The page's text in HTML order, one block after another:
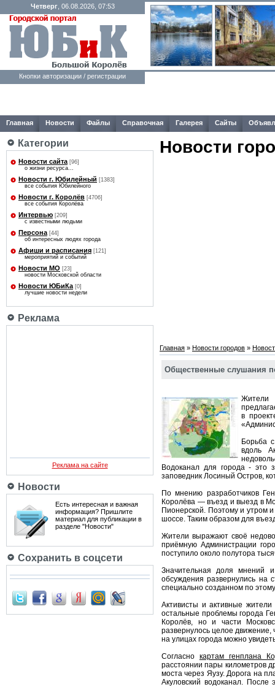
Четверг, 06.08.2026, 07:53
Кнопки авторизации / регистрации
Главная Новости Файлы Справочная Галерея Сайты
Категории
Новости сайта [96]
о жизни ресурса...
Новости г. Юбилейный [1383]
все события Юбилейного
Новости г. Королёв [4706]
все события Королёва
Интервью [209]
с известными людьми
Персона [44]
об интересных людях города
Афиши и расписания [121]
мероприятий и событий
Новости МО [23]
новости Московской области
Новости ЮБиКа [0]
лучшие новости недели
Реклама
Реклама на сайте
Новости
Есть интересная и важная
информация? Пришлите
материал для публикации в
разделе "Новости"
Сохранить в соцсети
Новости
Главная » Новости городов »
Общественные слушания
Жители
в
Борьба
вдоль
Водоканал для города - это
заповедник Лосиный Остров,
По мнению разработчиков
Королёва — въезд и выезд в
Пионерской. Поэтому и утром
шоссе. Таким образом для
Жители выражают своё
приёмную Администрации
поступило около полутора
Значительная доля мнений
обсуждения развернулись на
специально созданном по
Активисты и активные
остальные проблемы города
Королёв, но и части
развернулось целое движение,
на улицах города можно
Согласно картам генплана
расстоянии пары километров
моста через Яузу. Дорога на
Акуловский водоканал.